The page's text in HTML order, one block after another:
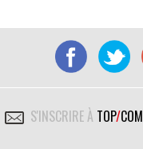
S'INSCRIRE À TOP/COM